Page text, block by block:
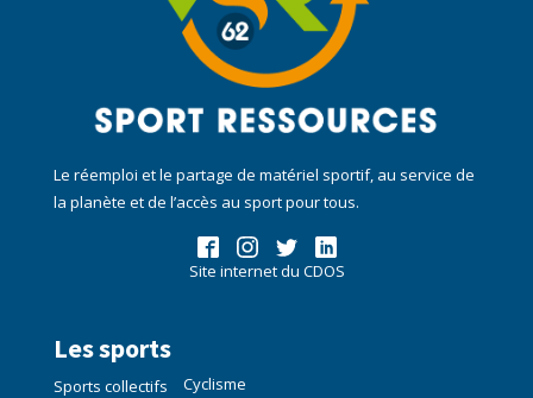
Le réemploi et le partage de matériel sportif, au service de
la planète et de l’accès au sport pour tous.
Site internet du CDOS
Les sports
Sports collectifs
Cyclisme